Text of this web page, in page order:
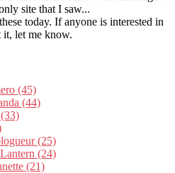
site that I saw...
today. If anyone is interested in
let me know.
(45)
(44)
(25)
(24)
(21)